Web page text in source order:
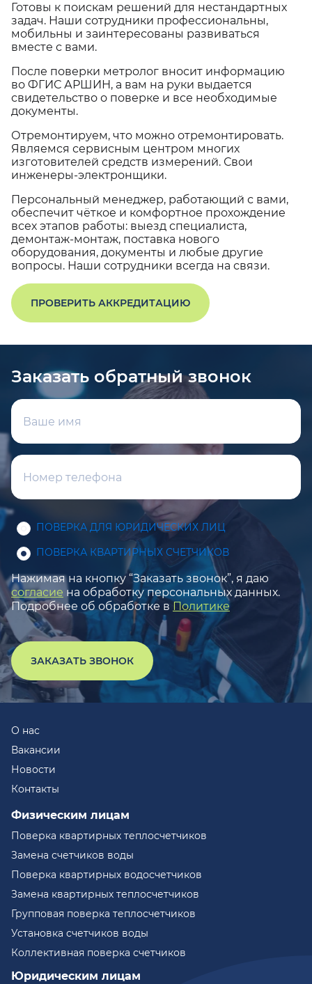
Готовы к поискам решений для нестандартных
задач. Наши сотрудники профессиональны,
мобильны и заинтересованы развиваться
вместе с вами.
После поверки метролог вносит информацию
во ФГИС АРШИН, а вам на руки выдается
свидетельство о поверке и все необходимые
документы.
Отремонтируем, что можно отремонтировать.
Являемся сервисным центром многих
изготовителей средств измерений. Свои
инженеры-электронщики.
Персональный менеджер, работающий с вами,
обеспечит чёткое и комфортное прохождение
всех этапов работы: выезд специалиста,
демонтаж-монтаж, поставка нового
оборудования, документы и любые другие
вопросы. Наши сотрудники всегда на связи.
ПРОВЕРИТЬ АККРЕДИТАЦИЮ
Заказать обратный звонок
ПОВЕРКА ДЛЯ ЮРИДИЧЕСКИХ ЛИЦ
ПОВЕРКА КВАРТИРНЫХ СЧЕТЧИКОВ
Нажимая на кнопку “Заказать звонок”, я даю
согласие на обработку персональных данных.
Подробнее об обработке в Политике
ЗАКАЗАТЬ ЗВОНОК
О нас
Вакансии
Новости
Контакты
Физическим лицам
Поверка квартирных теплосчетчиков
Замена счетчиков воды
Поверка квартирных водосчетчиков
Замена квартирных теплосчетчиков
Групповая поверка теплосчетчиков
Установка счетчиков воды
Коллективная поверка счетчиков
Юридическим лицам